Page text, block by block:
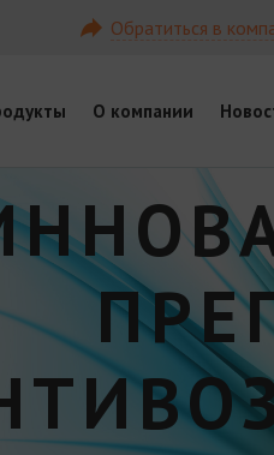
Обратиться в
О компании